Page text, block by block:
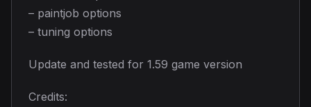
– paintjob options
– tuning options
Update and tested for 1.59 game version
Credits: